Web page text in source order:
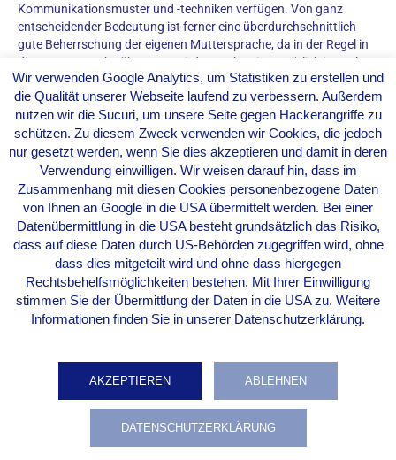
Kommunikationsmuster und -techniken verfügen. Von ganz
entscheidender Bedeutung ist ferner eine überdurchschnittlich
gute Beherrschung der eigenen Muttersprache, da in der Regel in
die Muttersprache übersetzt wird. Daneben ist natürlich je nach
Fachgebiet weiteres sachbezogenes, auch landes- oder
sprachspezifisches Fachwissen sowie Wissen über die jeweiligen
Textsorten unerlässlich.
Professionelle Übersetzer bieten manchmal eine Beratung für das
Erstellen von Ausgangstexten an, um so spätere
Übertragungsprobleme gewissermaßen „an der Quelle“
auszuschalten (übersetzungsgerechtes Schreiben). So wird
Autoren von Gebrauchstexten, die von vornherein zur
Übersetzung bestimmt sind, beispielsweise empfohlen, möglichst
klar und allgemeinverständlich zu formulieren, nur klar definierte
Fachwörter und Abkürzungen zu verwenden und keine
missverständlichen, mehrdeutigen oder nur für Eingeweihte
nachvollziehbaren Formulierungen zu wählen. Generell wichtig für
die Übersetzungsqualität ist auch die Kommunikation zwischen
Impressum Datenschutzerklärung
Wir verwenden Google Analytics, um Statistiken zu erstellen und
die Qualität unserer Webseite laufend zu verbessern. Außerdem
nutzen wir die Sucuri, um unsere Seite gegen Hackerangriffe zu
schützen. Zu diesem Zweck verwenden wir Cookies, die jedoch
nur gesetzt werden, wenn Sie dies akzeptieren und damit in deren
Verwendung einwilligen. Wir weisen darauf hin, dass im
Zusammenhang mit diesen Cookies personenbezogene Daten
von Ihnen an Google in die USA übermittelt werden. Bei einer
Datenübermittlung in die USA besteht grundsätzlich das Risiko,
dass auf diese Daten durch US-Behörden zugegriffen wird, ohne
dass dies mitgeteilt wird und ohne dass hiergegen
Rechtsbehelfsmöglichkeiten bestehen. Mit Ihrer Einwilligung
stimmen Sie der Übermittlung der Daten in die USA zu. Weitere
Informationen finden Sie in unserer Datenschutzerklärung.
AKZEPTIEREN ABLEHNEN
DATENSCHUTZERKLÄRUNG